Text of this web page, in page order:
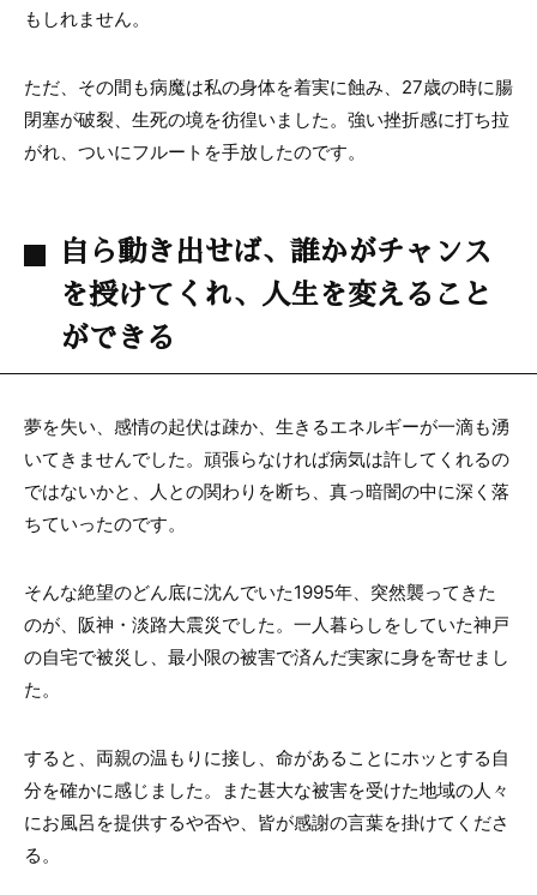
もしれません。
ただ、その間も病魔は私の身体を着実に蝕み、27歳の時に腸
閉塞が破裂、生死の境を彷徨いました。強い挫折感に打ち拉
がれ、ついにフルートを手放したのです。
自ら動き出せば、誰かがチャンス
を授けてくれ、人生を変えること
ができる
夢を失い、感情の起伏は疎か、生きるエネルギーが一滴も湧
いてきませんでした。頑張らなければ病気は許してくれるの
ではないかと、人との関わりを断ち、真っ暗闇の中に深く落
ちていったのです。
そんな絶望のどん底に沈んでいた1995年、突然襲ってきた
のが、阪神・淡路大震災でした。一人暮らしをしていた神戸
の自宅で被災し、最小限の被害で済んだ実家に身を寄せまし
た。
すると、両親の温もりに接し、命があることにホッとする自
分を確かに感じました。また甚大な被害を受けた地域の人々
にお風呂を提供するや否や、皆が感謝の言葉を掛けてくださ
る。